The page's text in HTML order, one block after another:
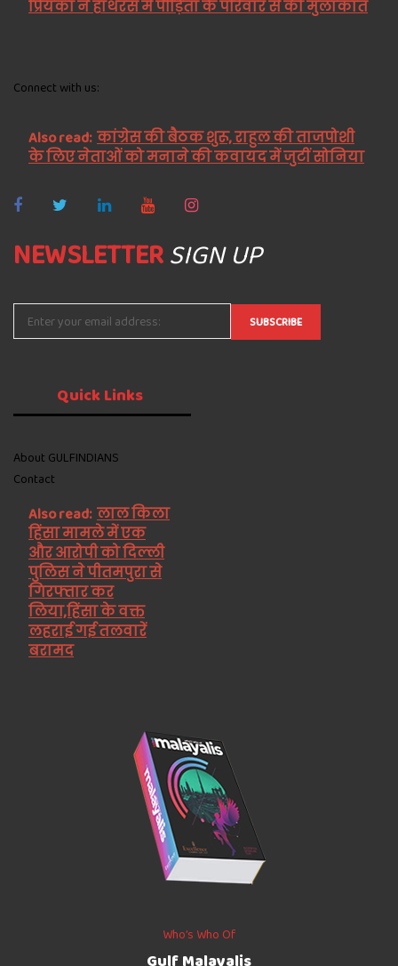
प्रियंका ने हाथरस में पीड़िता के परिवार से की मुलाकात
Connect with us:
Also read: कांग्रेस की बैठक शुरू, राहुल की ताजपोशी
के लिए नेताओं को मनाने की कवायद में जुटीं सोनिया
NEWSLETTERSIGN UP
QuickLinks
About GULFINDIANS
Contact
Also read: लाल किला
हिंसा मामले में एक
और आरोपी को दिल्ली
पुलिस ने पीतमपुरा से
गिरफ्तार कर
लिया,हिंसा के वक्त
लहराई गई तलवारें
बरामद
Who’s Who Of
Gulf Malayalis